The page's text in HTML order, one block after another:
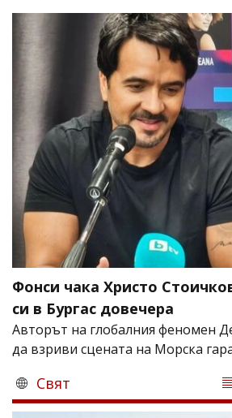
Фонси чака Христо
си в Бургас довечера
Авторът на глобалния феномен
да взриви сцената на Морска
Свят